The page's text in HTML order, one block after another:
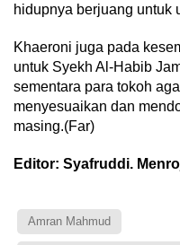
hidupnya berjuang untuk
Khaeroni juga pada
untuk Syekh Al-Habib
sementara para tokoh
menyesuaikan dan
masing.(Far)
Editor: Syafruddi.
Amran Mahmud